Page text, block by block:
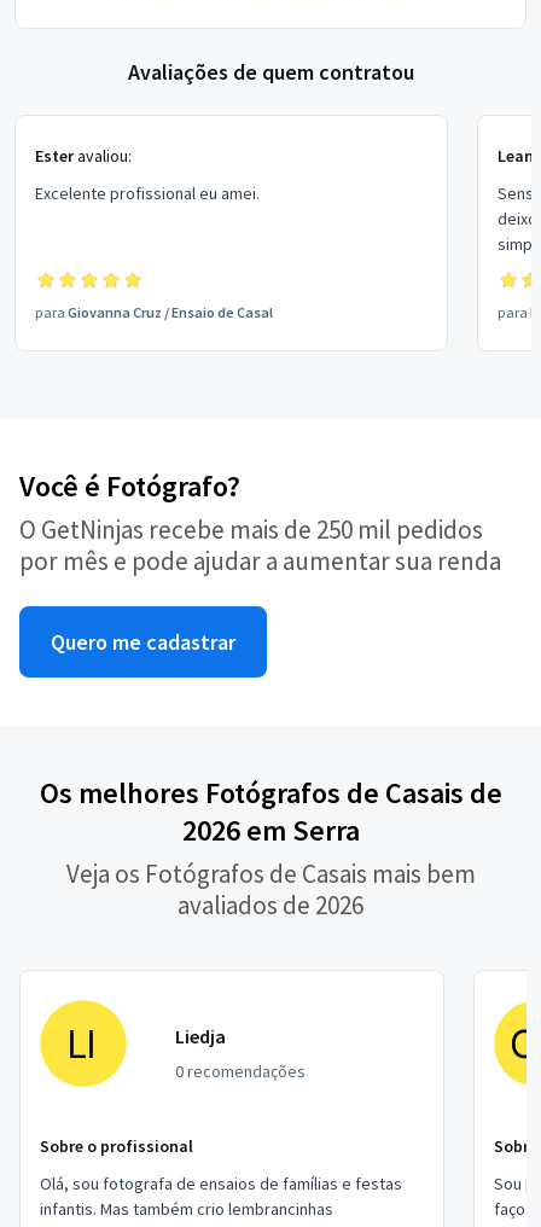
Avaliações de quem contratou
Esteravaliou:
Excelente profissional eu amei.
para Giovanna Cruz /Ensaio de Casal
simpática,
para
Você é Fotógrafo?
O GetNinjas recebe mais de 250 mil pedidos
por mês e pode ajudar a aumentar sua renda
Quero me cadastrar
Os melhores Fotógrafos de Casais de
2026 em Serra
Veja os Fotógrafos de Casais mais bem
avaliados de 2026
Liedja
0 recomendações
Sobre o profissional
Olá, sou fotografa de ensaios de famílias e festas
infantis. Mas também crio lembrancinhas
Sou
faço